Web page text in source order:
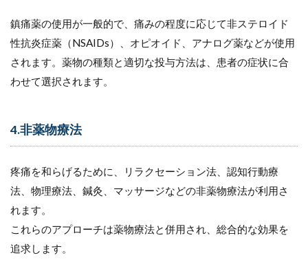
10
主な
鎮痛
役と
特徴
痛薬と
薬剤の
種類と
主な副
作用
まと
鎮痛薬の使用が一般的で、痛みの程度に応じて非ステロイド
性抗炎症薬（NSAIDs）、オピオイド、アナログ薬などが使用
されます。薬物の種類と適切な投与方法は、患者の症状に合
わせて選択されます。
4.非薬物療法
疼痛を和らげるために、リラクセーション法、認知行動療
法、物理療法、鍼灸、マッサージなどの非薬物療法が利用さ
れます。
これらのアプローチは薬物療法と併用され、総合的な効果を
追求します。